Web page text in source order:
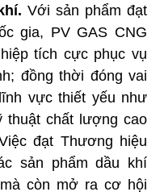
Với sản phẩm đạt
gia, PV GAS CNG
tích cực phục vụ
đồng thời đóng vai
vực thiết yếu như
thuật chất lượng cao
đạt Thương hiệu
sản phẩm dầu khí
còn mở ra cơ hội